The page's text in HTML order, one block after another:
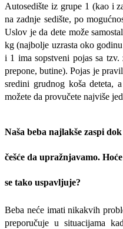
Autosedište iz grupe 1 (kao i
na zadnje sedište, po
Uslov je da dete može
kg (najbolje uzrasta oko
i 1 ima sopstveni pojas sa
prepone, butine). Pojas je
sredini grudnog koša deteta,
možete da provučete najviše
Naša beba najlakše zaspi
češće da upražnjavamo.
se tako uspavljuje?
Beba neće imati nikakvih
preporučuje u situacijama